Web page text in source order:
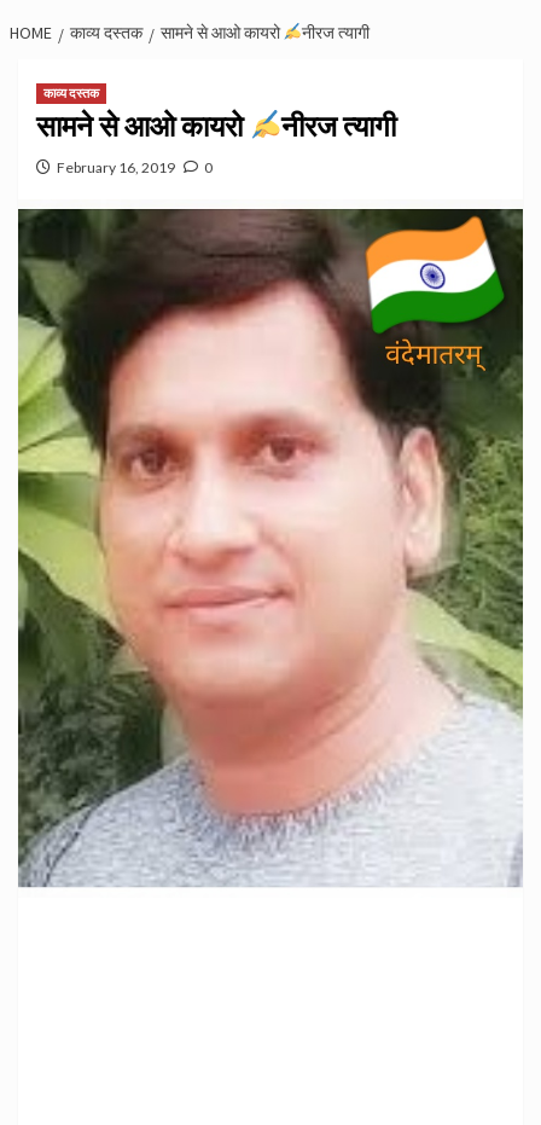
HOME काव्य दस्तक सामने से आओ कायरो नीरज त्यागी
काव्य दस्तक
सामने से आओ कायरो नीरज त्यागी
February 16, 2019 0